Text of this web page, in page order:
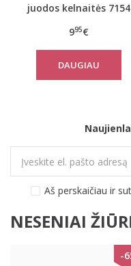
juodos kelnaitės 7154
995€
DAUGIAU
Aš perskaičiau ir
NESENIAI
-